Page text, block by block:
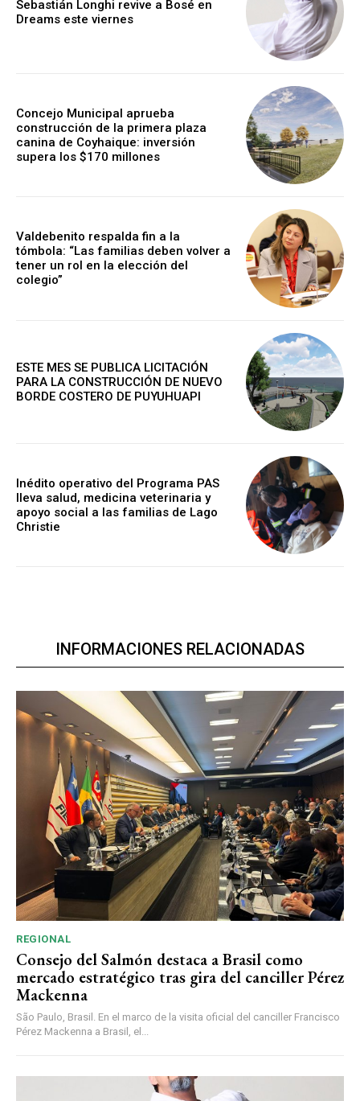
Sebastián Longhi revive a Bosé en
Dreams este viernes
Concejo Municipal aprueba
construcción de la primera plaza
canina de Coyhaique: inversión
supera los $170 millones
Valdebenito respalda fin a la
tómbola: “Las familias deben volver a
tener un rol en la elección del
colegio”
ESTE MES SE PUBLICA LICITACIÓN
PARA LA CONSTRUCCIÓN DE NUEVO
BORDE COSTERO DE PUYUHUAPI
Inédito operativo del Programa PAS
lleva salud, medicina veterinaria y
apoyo social a las familias de Lago
Christie
INFORMACIONES RELACIONADAS
REGIONAL
Consejo del Salmón destaca a Brasil como
mercado estratégico tras gira del canciller Pérez
Mackenna
São Paulo, Brasil. En el marco de la visita oficial del canciller Francisco
Pérez Mackenna a Brasil, el...